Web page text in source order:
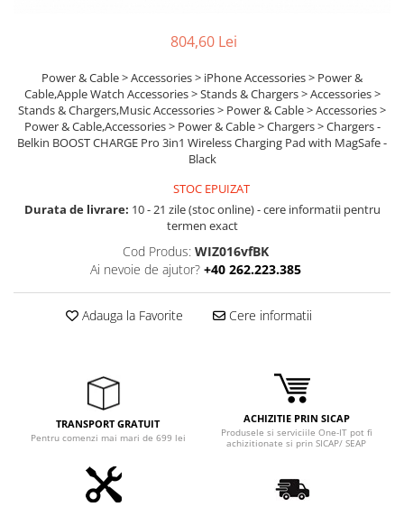
Microfoane & Casti Gaming
Mouse Gaming
Scaune Gaming
Tastaturi Gaming
Card Reader
Camere Web
Componente PC
Placi de Baza
804,60 Lei
Power & Cable > Accessories > iPhone Accessories > Power &
Cable,Apple Watch Accessories > Stands & Chargers > Accessories >
Stands & Chargers,Music Accessories > Power & Cable > Accessories >
Power & Cable,Accessories > Power & Cable > Chargers > Chargers -
Belkin BOOST CHARGE Pro 3in1 Wireless Charging Pad with MagSafe -
Black
STOC EPUIZAT
Durata de livrare: 10 - 21 zile (stoc online) - cere informatii pentru
termen exact
Cod Produs: WIZ016vfBK
Ai nevoie de ajutor? +40 262.223.385
Adauga la Favorite Cere informatii
TRANSPORT GRATUIT
Pentru comenzi mai mari de 699 lei
ACHIZITIE PRIN SICAP
Produsele si serviciile One-IT pot fi
achizitionate si prin SICAP/ SEAP